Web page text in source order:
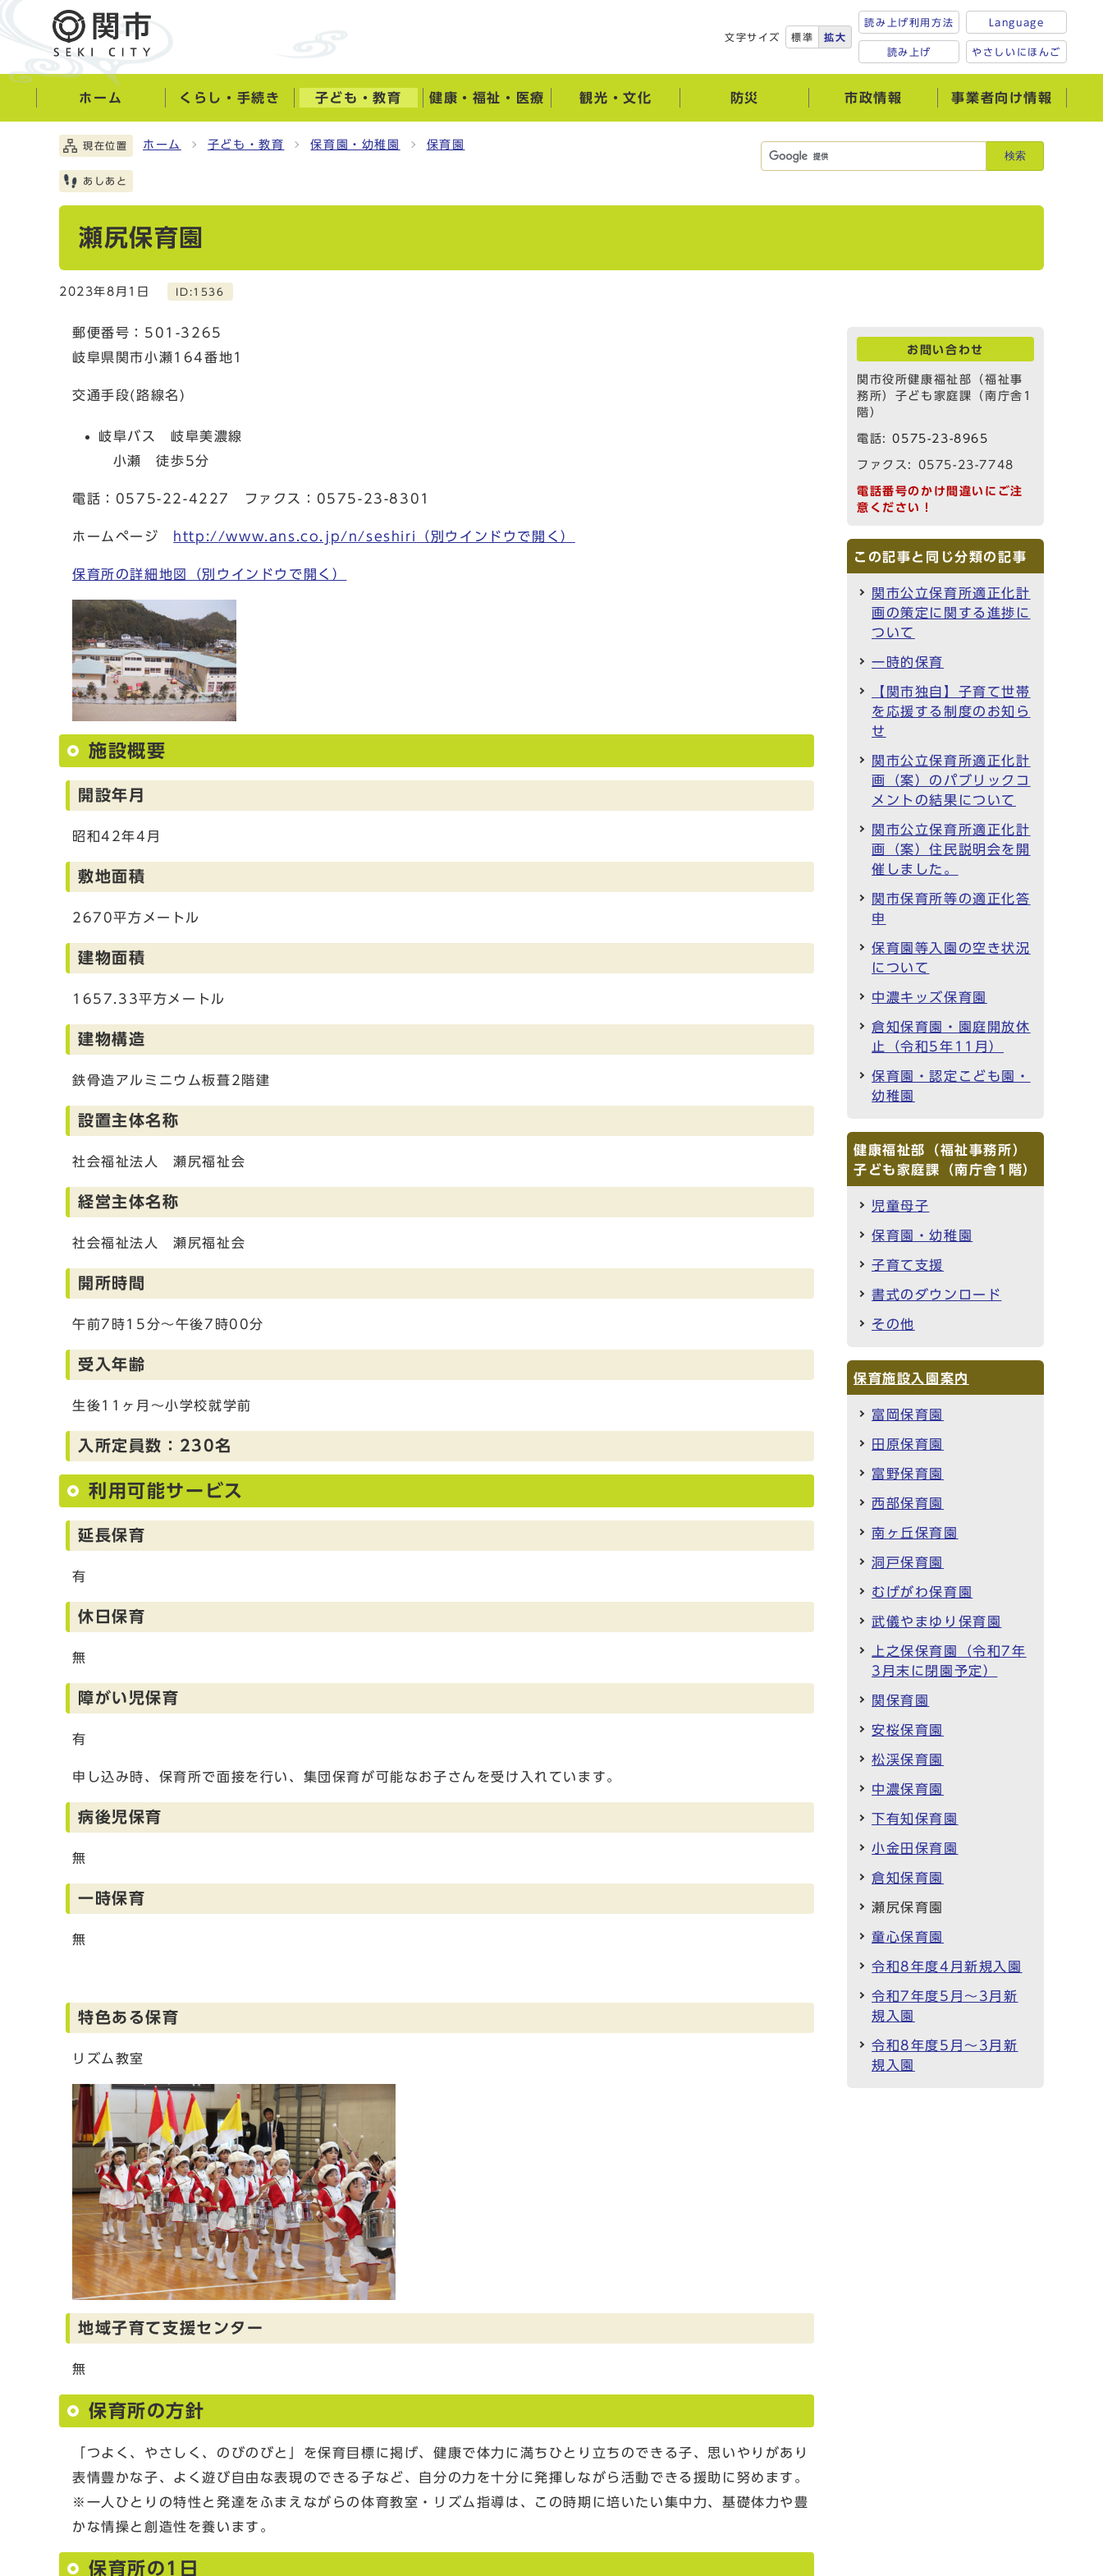
文字サイズ 標準 拡大
読み上げ利用方法
読み上げ
Language
やさしいにほんご
ホーム くらし・手続き 子ども・教育 健康・福祉・医療 観光・文化 防災 市政情報 事業者向け情報
検索
現在位置 ホーム 子ども・教育 保育園・幼稚園 保育園
あしあと
瀬尻保育園
2023年8月1日 ID:1536
郵便番号：501-3265
岐阜県関市小瀬164番地1
交通手段(路線名)
岐阜バス 岐阜美濃線
小瀬 徒歩5分
電話：0575-22-4227 ファクス：0575-23-8301
ホームページ http://www.ans.co.jp/n/seshiri （別ウインドウで開く）
保育所の詳細地図 （別ウインドウで開く）
施設概要
開設年月
昭和42年4月
敷地面積
2670平方メートル
建物面積
1657.33平方メートル
建物構造
鉄骨造アルミニウム板葺2階建
設置主体名称
社会福祉法人 瀬尻福祉会
経営主体名称
社会福祉法人 瀬尻福祉会
開所時間
午前7時15分～午後7時00分
受入年齢
生後11ヶ月～小学校就学前
入所定員数：230名
利用可能サービス
延長保育
有
休日保育
無
障がい児保育
有
申し込み時、保育所で面接を行い、集団保育が可能なお子さんを受け入れています。
病後児保育
無
一時保育
無
特色ある保育
リズム教室
地域子育て支援センター
無
保育所の方針
「つよく、やさしく、のびのびと」を保育目標に掲げ、健康で体力に満ちひとり立ちのできる子、思いやりがあり
表情豊かな子、よく遊び自由な表現のできる子など、自分の力を十分に発揮しながら活動できる援助に努めます。
※一人ひとりの特性と発達をふまえながらの体育教室・リズム指導は、この時期に培いたい集中力、基礎体力や豊
かな情操と創造性を養います。
保育所の1日
お問い合わせ
関市役所健康福祉部（福祉事
務所）子ども家庭課（南庁舎1
階）
電話:0575-23-8965
ファクス: 0575-23-7748
電話番号のかけ間違いにご注
意ください！
この記事と同じ分類の記事
関市公立保育所適正化計
画の策定に関する進捗に
ついて
一時的保育
【関市独自】子育て世帯
を応援する制度のお知ら
せ
関市公立保育所適正化計
画（案）のパブリックコ
メントの結果について
関市公立保育所適正化計
画（案）住民説明会を開
催しました。
関市保育所等の適正化答
申
保育園等入園の空き状況
について
中濃キッズ保育園
倉知保育園・園庭開放休
止（令和5年11月）
保育園・認定こども園・
幼稚園
健康福祉部（福祉事務所）
子ども家庭課（南庁舎1階）
児童母子
保育園・幼稚園
子育て支援
書式のダウンロード
その他
保育施設入園案内
富岡保育園
田原保育園
富野保育園
西部保育園
南ヶ丘保育園
洞戸保育園
むげがわ保育園
武儀やまゆり保育園
上之保保育園（令和7年
3月末に閉園予定）
関保育園
安桜保育園
松渓保育園
中濃保育園
下有知保育園
小金田保育園
倉知保育園
瀬尻保育園
童心保育園
令和8年度4月新規入園
令和7年度5月～3月新
規入園
令和8年度5月～3月新
規入園